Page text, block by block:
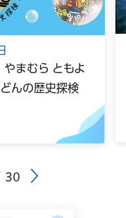
30
やまむら ともよ
んの歴史探検